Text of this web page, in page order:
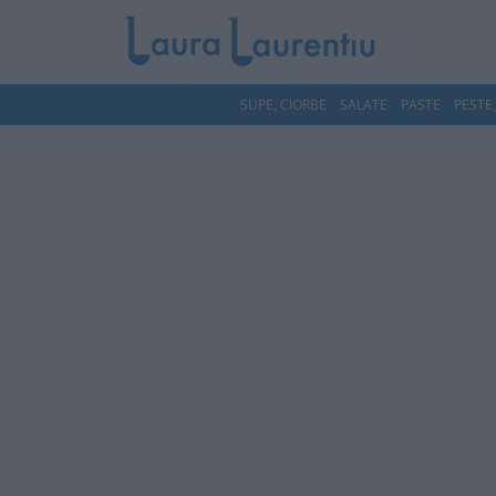
SUPE, CIORBE SALATE PASTE